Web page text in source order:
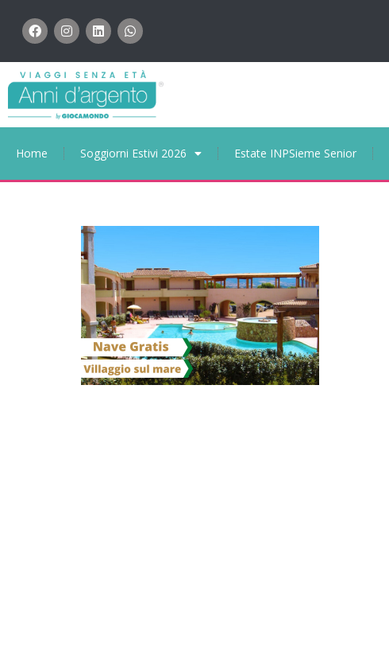
Home Soggiorni Estivi 2026 Estate INPSieme Senior